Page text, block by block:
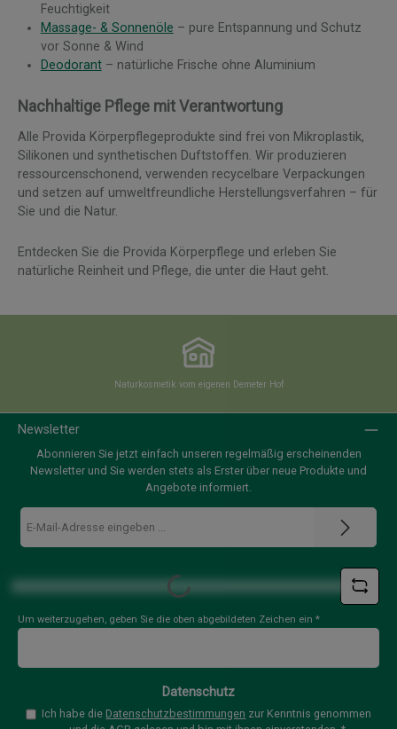
Feuchtigkeit
Massage- & Sonnenöle – pure Entspannung und Schutz
vor Sonne & Wind
Deodorant– natürliche Frische ohne Aluminium
Nachhaltige Pflege mit Verantwortung
Alle Provida Körperpflegeprodukte sind frei von Mikroplastik,
Silikonen und synthetischen Duftstoffen. Wir produzieren
ressourcenschonend, verwenden recycelbare Verpackungen
und setzen auf umweltfreundliche Herstellungsverfahren – für
Sie und die Natur.
Entdecken Sie die Provida Körperpflege und erleben Sie
natürliche Reinheit und Pflege, die unter die Haut geht.
Naturkosmetik vom eigenen Demeter Hof
Newsletter
Abonnieren Sie jetzt einfach unseren regelmäßig erscheinenden
Newsletter und Sie werden stets als Erster über neue Produkte und
Angebote informiert.
E-
Mail-
Adresse
Loading...
Um weiterzugehen, geben Sie die oben abgebildeten Zeichen ein *
Datenschutz
Ich habe die Datenschutzbestimmungen zur Kenntnis genommen